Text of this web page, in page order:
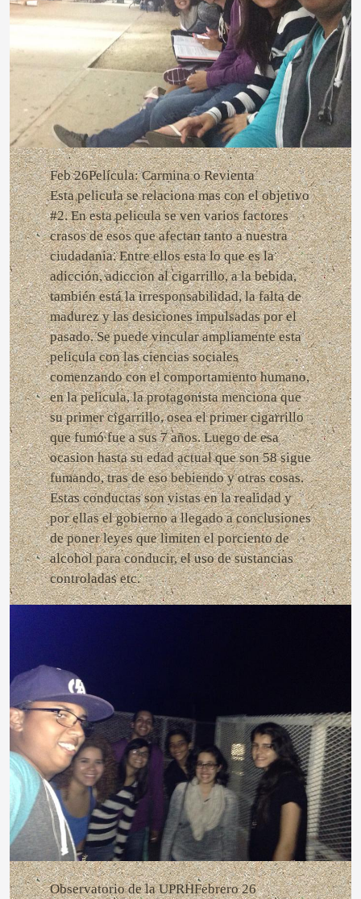
Feb 26Película: Carmina o Revienta
Esta pelicula se relaciona mas con el objetivo
#2. En esta pelicula se ven varios factores
crasos de esos que afectan tanto a nuestra
ciudadania. Entre ellos esta lo que es la
adicción, adiccion al cigarrillo, a la bebida,
también está la irresponsabilidad, la falta de
madurez y las desiciones impulsadas por el
pasado. Se puede vincular ampliamente esta
pelicula con las ciencias sociales
comenzando con el comportamiento humano,
en la pelicula, la protagonista menciona que
su primer cigarrillo, osea el primer cigarrillo
que fumó fue a sus 7 años. Luego de esa
ocasion hasta su edad actual que son 58 sigue
fumando, tras de eso bebiendo y otras cosas.
Estas conductas son vistas en la realidad y
por ellas el gobierno a llegado a conclusiones
de poner leyes que limiten el porciento de
alcohol para conducir, el uso de sustancias
controladas etc.
Observatorio de la UPRHFebrero 26